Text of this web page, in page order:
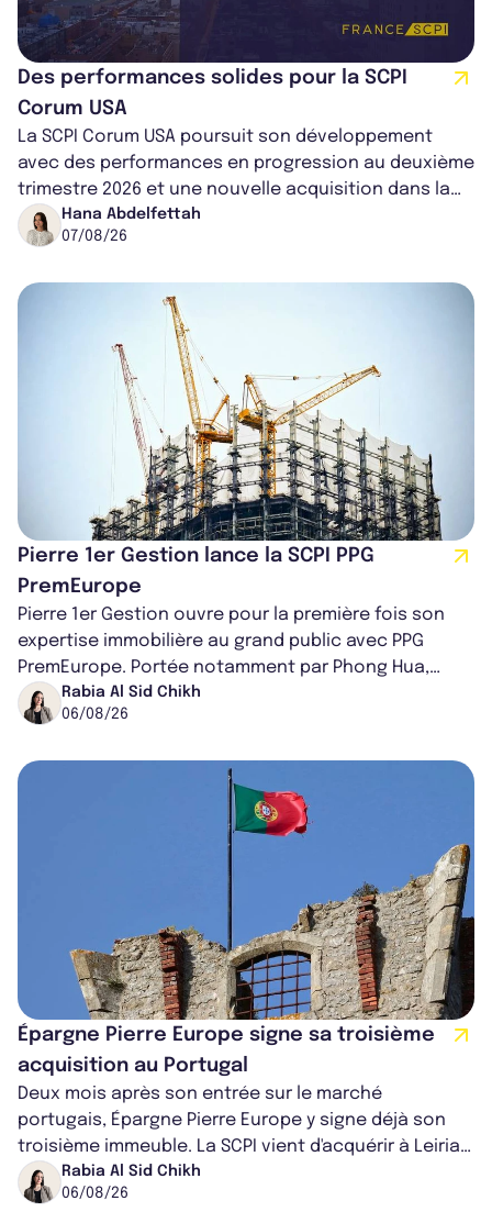
Des performances solides pour la SCPI
Corum USA
La SCPI Corum USA poursuit son développement
avec des performances en progression au deuxième
trimestre 2026 et une nouvelle acquisition dans la
région de Chicago. Entre hausse de...
Hana Abdelfettah
07/08/26
Pierre 1er Gestion lance la SCPI PPG
PremEurope
Pierre 1er Gestion ouvre pour la première fois son
expertise immobilière au grand public avec PPG
PremEurope. Portée notamment par Phong Hua,
ancien directeur des investissements d...
Rabia Al Sid Chikh
06/08/26
Épargne Pierre Europe signe sa troisième
acquisition au Portugal
Deux mois après son entrée sur le marché
portugais, Épargne Pierre Europe y signe déjà son
troisième immeuble. La SCPI vient d'acquérir à Leiria,
dans le centre du pays, un établis...
Rabia Al Sid Chikh
06/08/26